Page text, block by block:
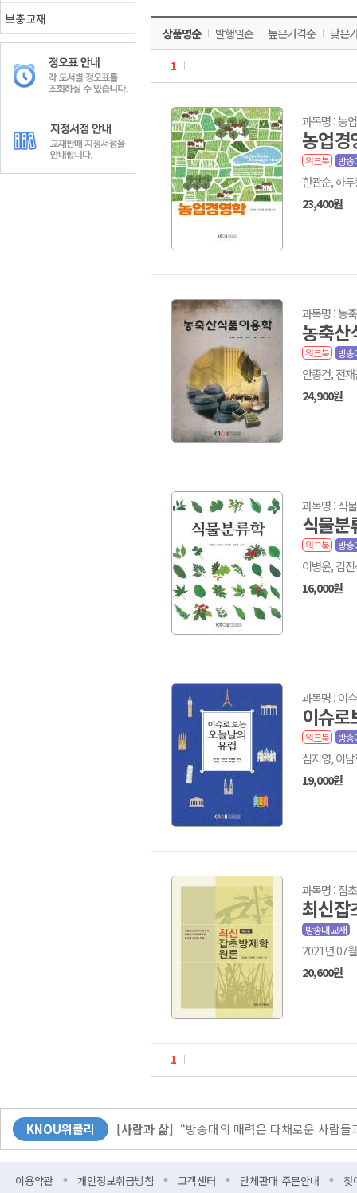
보충교재
상품명순 발행일순 높은가격순
낮은
1
과목명 : 농
농업경
워크북 방송
한관순, 하
23,400원
과목명 : 농
농축산
워크북 방송
안종건, 전
24,900원
과목명 : 식
식물분
워크북 방송
이병윤, 김
16,000원
과목명 : 이
이슈로
워크북 방송
심지영, 이
19,000원
과목명 : 잡
최신잡
방송대 교재
2021년 07
20,600원
1
KNOU위클리
[사람과 삶] “방송대의 매력은 다채로운 사람들
이용약관 개인정보취급방침 고객센터 단체판매 주문안내 찾